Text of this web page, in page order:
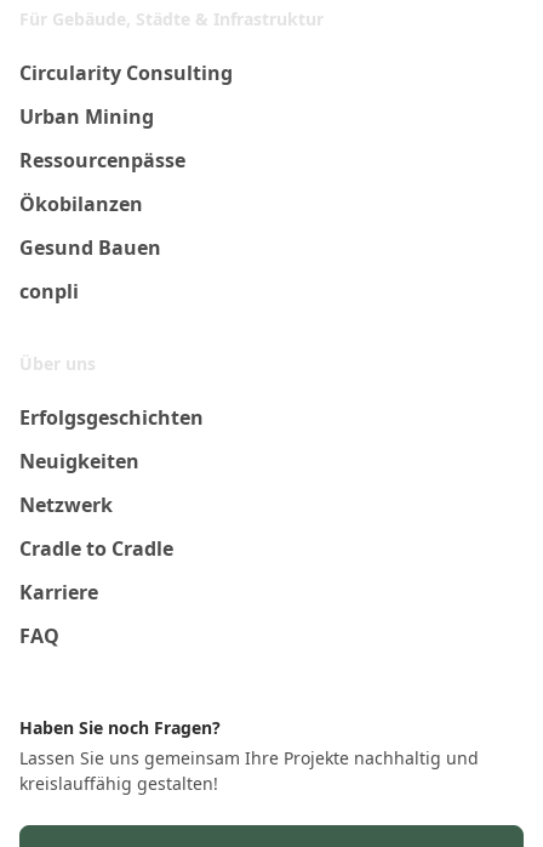
Für Gebäude, Städte & Infrastruktur
Circularity Consulting
Urban Mining
Ressourcenpässe
Ökobilanzen
Gesund Bauen
conpli
Über uns
Erfolgsgeschichten
Neuigkeiten
Netzwerk
Cradle to Cradle
Karriere
FAQ
Haben Sie noch Fragen?
Lassen Sie uns gemeinsam Ihre Projekte nachhaltig und
kreislauffähig gestalten!